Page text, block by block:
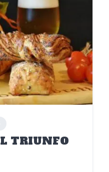
TRIUNFO